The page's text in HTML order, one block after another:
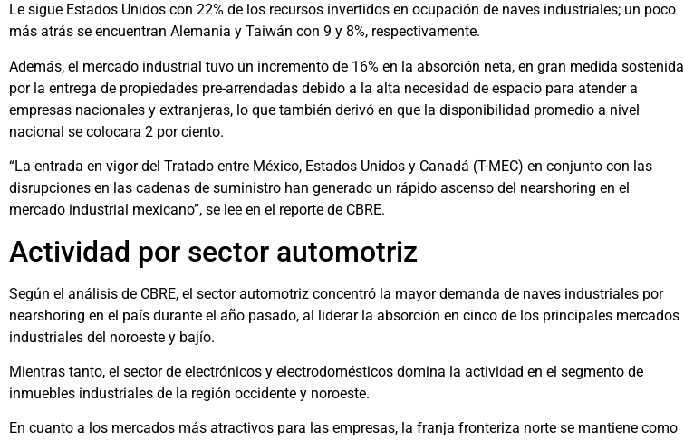
Le sigue Estados Unidos con 22% de los recursos invertidos en ocupación de naves industriales; un poco
más atrás se encuentran Alemania y Taiwán con 9 y 8%, respectivamente.
Además, el mercado industrial tuvo un incremento de 16% en la absorción neta, en gran medida sostenida
por la entrega de propiedades pre-arrendadas debido a la alta necesidad de espacio para atender a
empresas nacionales y extranjeras, lo que también derivó en que la disponibilidad promedio a nivel
nacional se colocara 2 por ciento.
“La entrada en vigor del Tratado entre México, Estados Unidos y Canadá (T-MEC) en conjunto con las
disrupciones en las cadenas de suministro han generado un rápido ascenso del nearshoring en el
mercado industrial mexicano”, se lee en el reporte de CBRE.
Actividad por sector automotriz
Según el análisis de CBRE, el sector automotriz concentró la mayor demanda de naves industriales por
nearshoring en el país durante el año pasado, al liderar la absorción en cinco de los principales mercados
industriales del noroeste y bajío.
Mientras tanto, el sector de electrónicos y electrodomésticos domina la actividad en el segmento de
inmuebles industriales de la región occidente y noroeste.
En cuanto a los mercados más atractivos para las empresas, la franja fronteriza norte se mantiene como